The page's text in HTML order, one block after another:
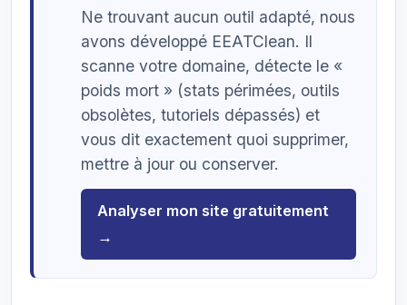
Ne trouvant aucun outil adapté, nous
avons développé EEATClean. Il
scanne votre domaine, détecte le «
poids mort » (stats périmées, outils
obsolètes, tutoriels dépassés) et
vous dit exactement quoi supprimer,
mettre à jour ou conserver.
Analyser mon site gratuitement
→